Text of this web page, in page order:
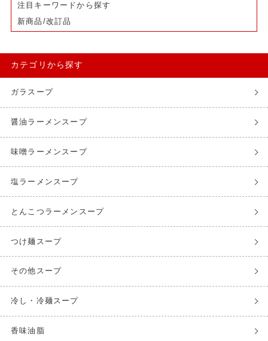
注目キーワードから探す
新商品/改訂品
カテゴリから探す
ガラスープ
醤油ラーメンスープ
味噌ラーメンスープ
塩ラーメンスープ
とんこつラーメンスープ
つけ麺スープ
その他スープ
冷し・冷麺スープ
香味油脂